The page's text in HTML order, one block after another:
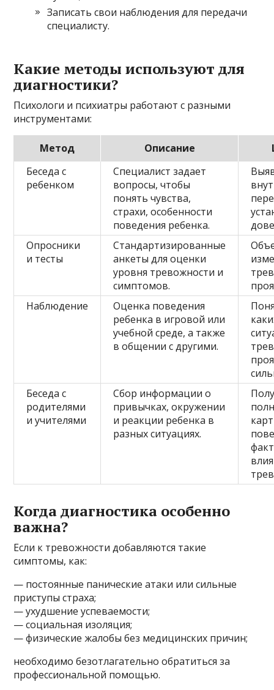
Записать свои наблюдения для передачи
специалисту.
Какие методы используют для
диагностики?
Психологи и психиатры работают с разными
инструментами:
Метод Описание
Беседа с
ребенком
Специалист задает
вопросы, чтобы
понять чувства,
страхи, особенности
поведения ребенка.
Опросники
и тесты
Стандартизированные
анкеты для оценки
уровня тревожности и
симптомов.
Наблюдение
Оценка поведения
ребенка в игровой или
учебной среде, а также
в общении с другими.
Беседа с
родителями
и учителями
Сбор информации о
привычках, окружении
и реакции ребенка в
разных ситуациях.
Когда диагностика особенно
важна?
Если к тревожности добавляются такие
симптомы, как:
— постоянные панические атаки или сильные
приступы страха;
— ухудшение успеваемости;
— социальная изоляция;
— физические жалобы без медицинских причин;
необходимо безотлагательно обратиться за
профессиональной помощью.